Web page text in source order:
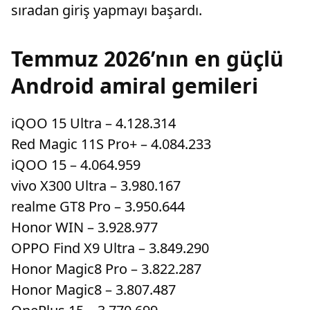
sıradan giriş yapmayı başardı.
Temmuz 2026’nın en güçlü
Android amiral gemileri
iQOO 15 Ultra – 4.128.314
Red Magic 11S Pro+ – 4.084.233
iQOO 15 – 4.064.959
vivo X300 Ultra – 3.980.167
realme GT8 Pro – 3.950.644
Honor WIN – 3.928.977
OPPO Find X9 Ultra – 3.849.290
Honor Magic8 Pro – 3.822.287
Honor Magic8 – 3.807.487